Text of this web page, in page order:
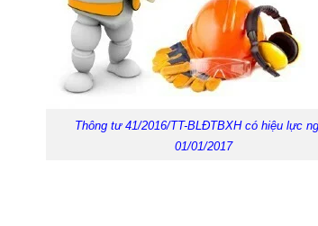
Thông tư 41/2016/TT-BLĐTBXH có hiệu lực
01/01/2017